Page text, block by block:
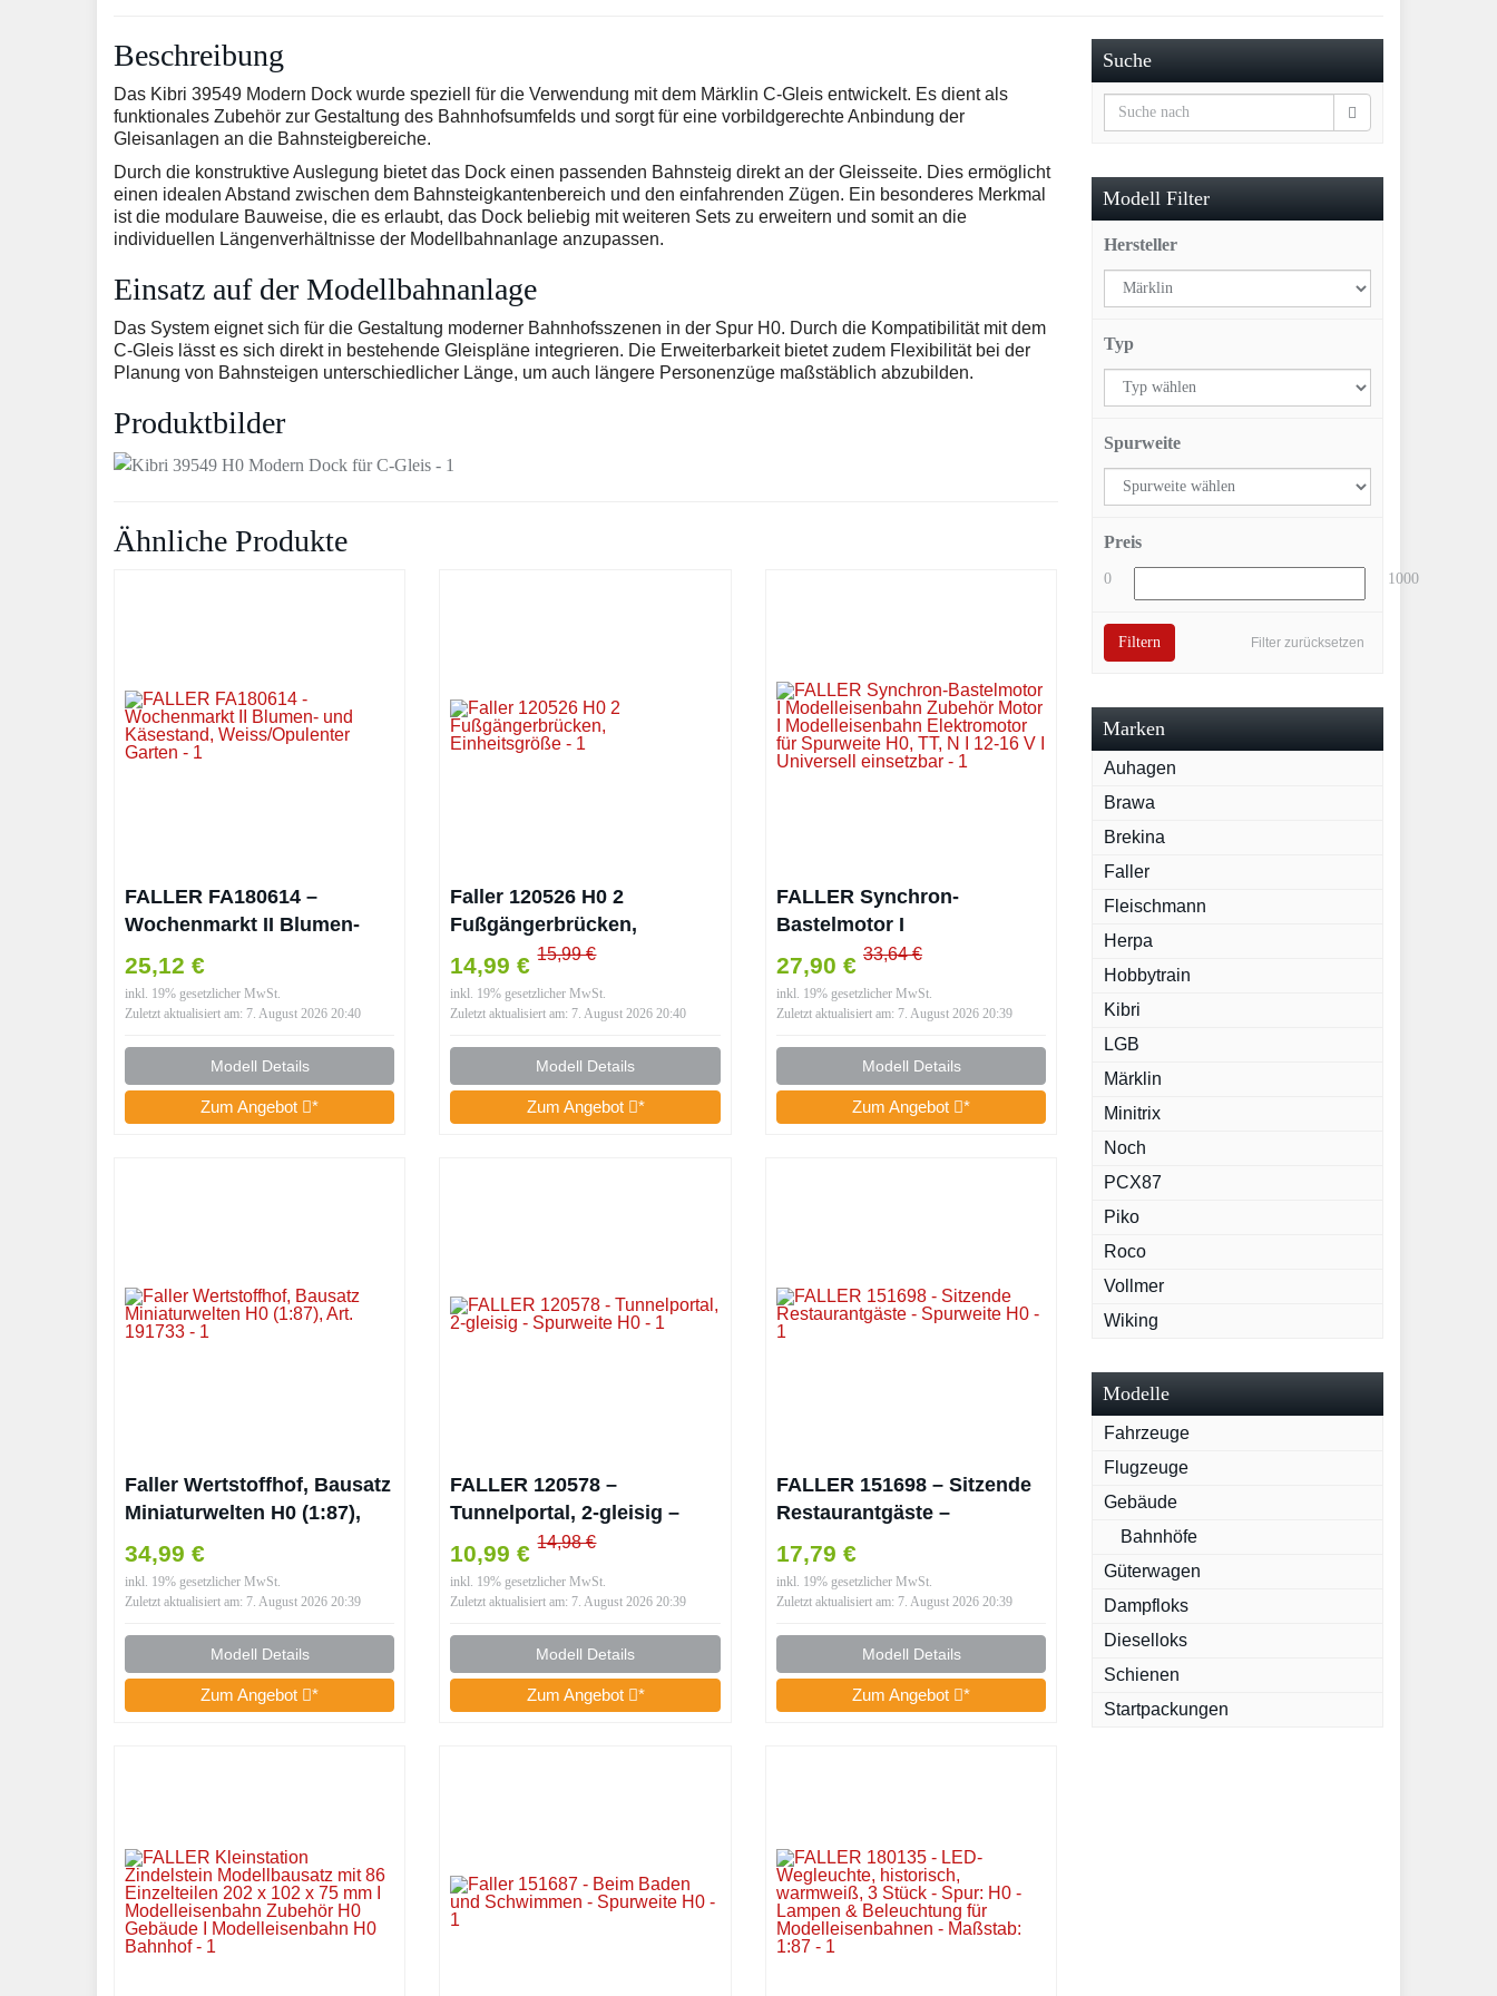
Beschreibung
Das Kibri 39549 Modern Dock wurde speziell für die Verwendung mit dem Märklin C-Gleis entwickelt. Es dient als
funktionales Zubehör zur Gestaltung des Bahnhofsumfelds und sorgt für eine vorbildgerechte Anbindung der
Gleisanlagen an die Bahnsteigbereiche.
Durch die konstruktive Auslegung bietet das Dock einen passenden Bahnsteig direkt an der Gleisseite. Dies ermöglicht
einen idealen Abstand zwischen dem Bahnsteigkantenbereich und den einfahrenden Zügen. Ein besonderes Merkmal
ist die modulare Bauweise, die es erlaubt, das Dock beliebig mit weiteren Sets zu erweitern und somit an die
individuellen Längenverhältnisse der Modellbahnanlage anzupassen.
Einsatz auf der Modellbahnanlage
Das System eignet sich für die Gestaltung moderner Bahnhofsszenen in der Spur H0. Durch die Kompatibilität mit dem
C-Gleis lässt es sich direkt in bestehende Gleispläne integrieren. Die Erweiterbarkeit bietet zudem Flexibilität bei der
Planung von Bahnsteigen unterschiedlicher Länge, um auch längere Personenzüge maßstäblich abzubilden.
Produktbilder
Ähnliche Produkte
FALLER FA180614 –
Wochenmarkt II Blumen-
und Käsestand,
Weiss/Opulenter Garten
25,12 €
inkl. 19% gesetzlicher MwSt.
Zuletzt aktualisiert am: 7. August 2026 20:40
Modell Details
Zum Angebot *
Faller 120526 H0 2
Fußgängerbrücken,
Einheitsgröße
14,99 € 15,99 €
inkl. 19% gesetzlicher MwSt.
Zuletzt aktualisiert am: 7. August 2026 20:40
Modell Details
Zum Angebot *
FALLER Synchron-
Bastelmotor I
Modelleisenbahn Zubehör
Motor I Modelleisenbahn
Elektromotor für Spurweite
Universell einsetzbar
27,90 € 33,64 €
inkl. 19% gesetzlicher MwSt.
Zuletzt aktualisiert am: 7. August 2026 20:39
Modell Details
Zum Angebot *
Faller Wertstoffhof, Bausatz
Miniaturwelten H0 (1:87),
Art. 191733
34,99 €
inkl. 19% gesetzlicher MwSt.
Zuletzt aktualisiert am: 7. August 2026 20:39
Modell Details
Zum Angebot *
FALLER 120578 –
Tunnelportal, 2-gleisig –
Spurweite H0
10,99 € 14,98 €
inkl. 19% gesetzlicher MwSt.
Zuletzt aktualisiert am: 7. August 2026 20:39
Modell Details
Zum Angebot *
FALLER 151698 – Sitzende
Restaurantgäste –
Spurweite H0
17,79 €
inkl. 19% gesetzlicher MwSt.
Zuletzt aktualisiert am: 7. August 2026 20:39
Modell Details
Zum Angebot *
Suche
Modell Filter
Hersteller
Typ
Spurweite
Preis
0 1000
Filter zurücksetzen
Filtern
Marken
Auhagen
Brawa
Brekina
Faller
Fleischmann
Herpa
Hobbytrain
Kibri
LGB
Märklin
Minitrix
Noch
PCX87
Piko
Roco
Vollmer
Wiking
Modelle
Fahrzeuge
Flugzeuge
Gebäude
Bahnhöfe
Güterwagen
Dampfloks
Dieselloks
Schienen
Startpackungen